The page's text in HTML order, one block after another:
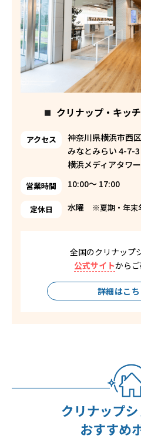
クリナップ・キッ
アクセス
神奈川県横浜市西区
みなとみらい 4-7-
横浜メディアタワ
営業時間 10:00〜 17:00
定休日 水曜 ※夏期・年末
全国のクリナップ
公式サイトから
詳細はこ